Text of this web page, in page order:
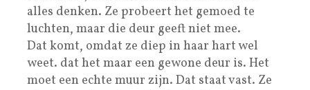
alles denken. Ze probeert het gemoed te
luchten, maar die deur geeft niet mee.
Dat komt, omdat ze diep in haar hart wel
weet. dat het maar een gewone deur is. Het
moet een echte muur zijn. Dat staat vast. Ze